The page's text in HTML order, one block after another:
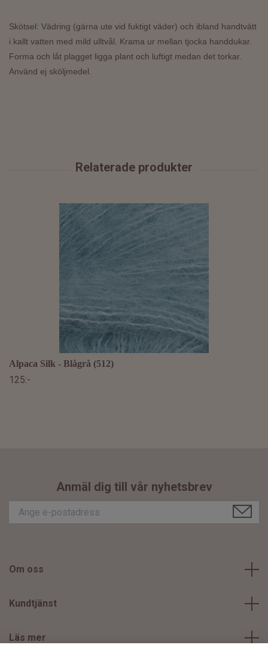
Skötsel: Vädring (gärna ute vid fuktigt väder) och ibland handtvätt
i kallt vatten med mild ulltvål. Krama ur mellan tjocka handdukar.
Forma och låt plagget ligga plant och luftigt medan det torkar.
Använd ej sköljmedel.
Alpaca Silk - Blågrå (512)
125:-
Anmäl dig till vår nyhetsbrev
Om oss
Kundtjänst
Läs mer